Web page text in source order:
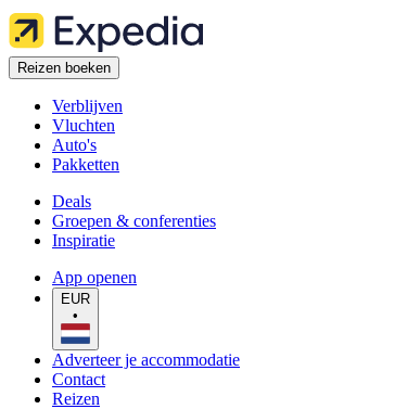
Reizen boeken
Verblijven
Vluchten
Auto's
Pakketten
Deals
Groepen & conferenties
Inspiratie
App openen
EUR
•
Adverteer je accommodatie
Contact
Reizen